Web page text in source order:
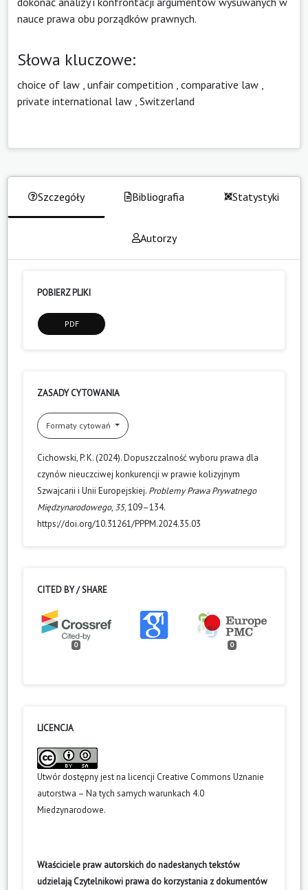
nauce prawa obu porządków prawnych.
Słowa kluczowe:
choice of law unfair competition comparative law
private international law Switzerland
Szczegóły Bibliografia Statystyki
Autorzy
POBIERZ PLIKI
PDF
ZASADY CYTOWANIA
Formaty cytowań
Cichowski, P. K. (2024). Dopuszczalność wyboru prawa dla
czynów nieuczciwej konkurencji w prawie kolizyjnym
Szwajcarii i Unii Europejskiej. Problemy Prawa Prywatnego
Międzynarodowego, 35, 109–134.
https://doi.org/10.31261/PPPM.2024.35.03
CITED BY / SHARE
0 0
LICENCJA
Utwór dostępny jest na licencji Creative Commons Uznanie
autorstwa – Na tych samych warunkach 4.0
Miedzynarodowe.
Właściciele praw autorskich do nadesłanych tekstów
udzielają Czytelnikowi prawa do korzystania z dokumentów